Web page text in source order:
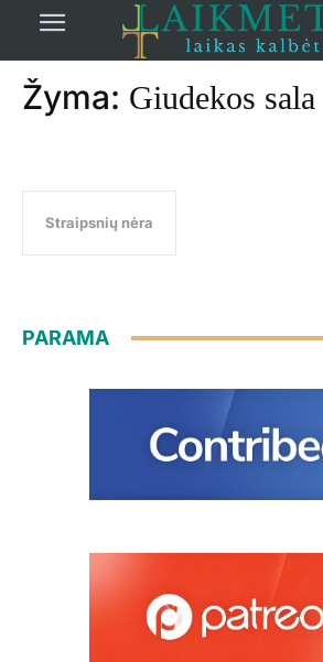
žymos Giudekos sala
Žyma: Giudekos sala
Straipsnių nėra
PARAMA